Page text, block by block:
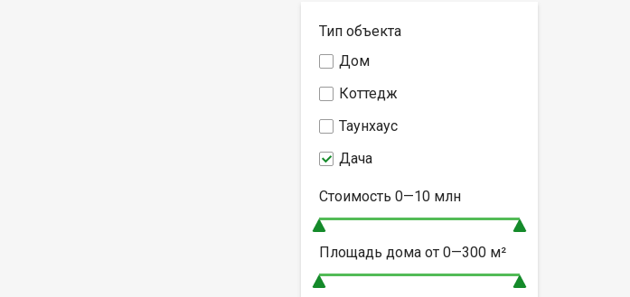
Тип объекта
Дом
Коттедж
Таунхаус
Дача
Стоимость 0—10млн
Площадь дома от 0—300м²